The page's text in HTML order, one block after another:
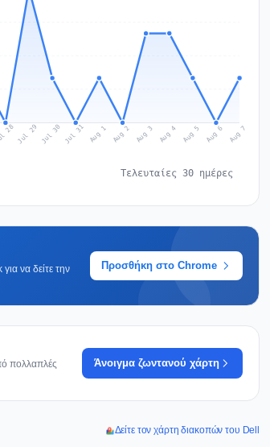
28Jul 29 Jul 30 Jul 31 Aug 1 Aug 2 Aug 3 Aug 4 Aug 5 Aug 6 Aug 7
Τελευταίες 30 ημέρες
να δείτε την
Προσθήκη στο Chrome
πολλαπλές
Άνοιγμα ζωντανού χάρτη
Δείτε τον χάρτη διακοπών του Dell